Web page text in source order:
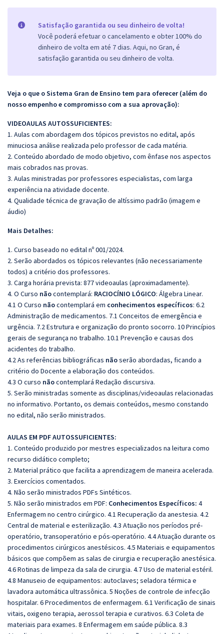
Satisfação garantida ou seu dinheiro de volta!
Você poderá efetuar o cancelamento e obter 100% do
dinheiro de volta em até 7 dias. Aqui, no Gran, é
satisfação garantida ou seu dinheiro de volta.
Veja o que o Sistema Gran de Ensino tem para oferecer (além do
nosso empenho e compromisso com a sua aprovação):
VIDEOAULAS AUTOSSUFICIENTES:
1. Aulas com abordagem dos tópicos previstos no edital, após
minuciosa análise realizada pelo professor de cada matéria.
2. Conteúdo abordado de modo objetivo, com ênfase nos aspectos
mais cobrados nas provas.
3. Aulas ministradas por professores especialistas, com larga
experiência na atividade docente.
4. Qualidade técnica de gravação de altíssimo padrão (imagem e
áudio)
Mais Detalhes:
1. Curso baseado no edital nº 001/2024.
2. Serão abordados os tópicos relevantes (não necessariamente
todos) a critério dos professores.
3. Carga horária prevista: 877 videoaulas (aproximadamente).
4. O Curso nãocontemplará: RACIOCÍNIO LÓGICO: Álgebra Linear.
4.1 O Curso nãocontemplará em conhecimentos específicos: 6.2
Administração de medicamentos. 7.1 Conceitos de emergência e
urgência. 7.2 Estrutura e organização do pronto socorro. 10 Princı́pios
gerais de segurança no trabalho. 10.1 Prevenção e causas dos
acidentes do trabalho.
4.2 As referências bibliográficas nãoserão abordadas, ficando a
critério do Docente a elaboração dos conteúdos.
4.3 O curso nãocontemplará Redação discursiva.
5. Serão ministradas somente as disciplinas/videoaulas relacionadas
no informativo. Portanto, os demais conteúdos, mesmo constando
no edital, não serão ministrados.
AULAS EM PDF AUTOSSUFICIENTES:
1. Conteúdo produzido por mestres especializados na leitura como
recurso didático completo;
2. Material prático que facilita a aprendizagem de maneira acelerada.
3. Exercícios comentados.
4. Não serão ministrados PDFs Sintéticos.
5. Não serão ministrados em PDF: Conhecimentos Específicos: 4
Enfermagem no centro cirúrgico. 4.1 Recuperação da anestesia. 4.2
Central de material e esterilização. 4.3 Atuação nos períodos pré-
operatório, transoperatório e pós-operatório. 4.4 Atuação durante os
procedimentos cirúrgicos anestésicos. 4.5 Materiais e equipamentos
básicos que compõem as salas de cirurgia e recuperação anestésica.
4.6 Rotinas de limpeza da sala de cirurgia. 4.7 Uso de material estéril.
4.8 Manuseio de equipamentos: autoclaves; seladora térmica e
lavadora automática ultrassônica. 5 Noções de controle de infecção
hospitalar. 6 Procedimentos de enfermagem. 6.1 Verificação de sinais
vitais, oxigeno terapia, aerossol terapia e curativos. 6.3 Coleta de
materiais para exames. 8 Enfermagem em saúde pública. 8.3